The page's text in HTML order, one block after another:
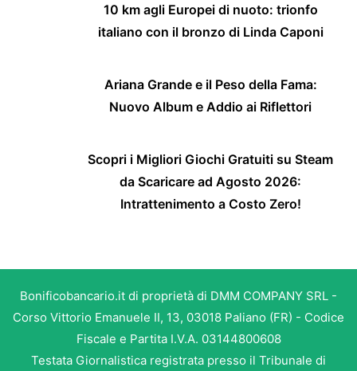
10 km agli Europei di nuoto: trionfo
italiano con il bronzo di Linda Caponi
Ariana Grande e il Peso della Fama:
Nuovo Album e Addio ai Riflettori
Scopri i Migliori Giochi Gratuiti su Steam
da Scaricare ad Agosto 2026:
Intrattenimento a Costo Zero!
Bonificobancario.it di proprietà di DMM COMPANY SRL -
Corso Vittorio Emanuele II, 13, 03018 Paliano (FR) - Codice
Fiscale e Partita I.V.A. 03144800608
Testata Giornalistica registrata presso il Tribunale di